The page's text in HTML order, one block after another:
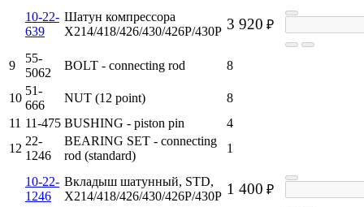
10-22-
639
Шатун компрессора
X214/418/426/430/426P/430P 3 920 ₽
9
55-
5062
BOLT - connecting rod 8
10
51-
666
NUT (12 point)
8
11 11-475 BUSHING - piston pin
4
12
22-
1246
BEARING SET - connecting
rod (standard)
1
10-22-
1246
Вкладыш шатунный, STD,
X214/418/426/430/426P/430P 1 400 ₽